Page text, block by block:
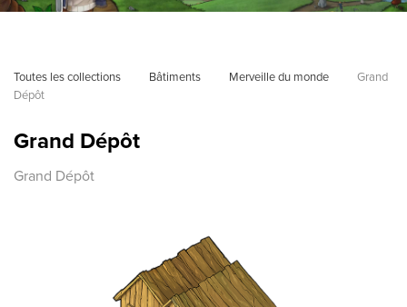
Toutes les collections Bâtiments Merveille du monde
Grand
Dépôt
Grand Dépôt
Grand Dépôt